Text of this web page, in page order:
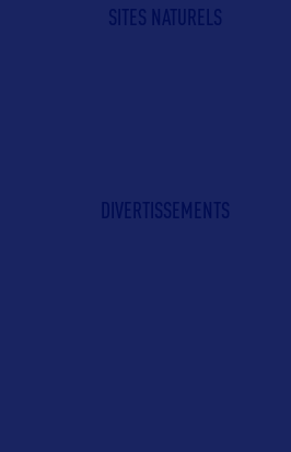
SITES NATURELS
DIVERTISSEMENTS